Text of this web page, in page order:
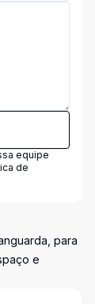
equipe
de
para
e